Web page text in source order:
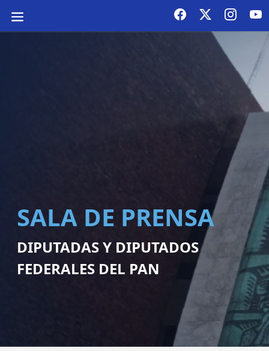
SALA DE PRENSA
DIPUTADAS Y DIPUTADOS
FEDERALES DEL PAN